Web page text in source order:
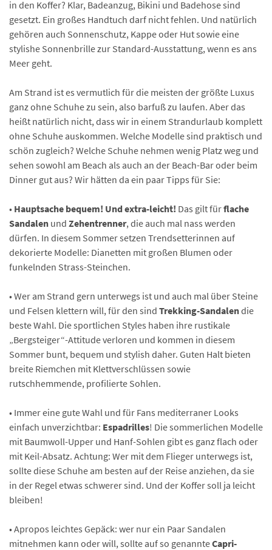
in den Koffer? Klar, Badeanzug, Bikini und Badehose sind
gesetzt. Ein großes Handtuch darf nicht fehlen. Und natürlich
gehören auch Sonnenschutz, Kappe oder Hut sowie eine
stylishe Sonnenbrille zur Standard-Ausstattung, wenn es ans
Meer geht.
Am Strand ist es vermutlich für die meisten der größte Luxus
ganz ohne Schuhe zu sein, also barfuß zu laufen. Aber das
heißt natürlich nicht, dass wir in einem Strandurlaub komplett
ohne Schuhe auskommen. Welche Modelle sind praktisch und
schön zugleich? Welche Schuhe nehmen wenig Platz weg und
sehen sowohl am Beach als auch an der Beach-Bar oder beim
Dinner gut aus? Wir hätten da ein paar Tipps für Sie:
• Hauptsache bequem! Und extra-leicht! Das gilt fürflache
Sandalen und Zehentrenner, die auch mal nass werden
dürfen. In diesem Sommer setzen Trendsetterinnen auf
dekorierte Modelle: Dianetten mit großen Blumen oder
funkelnden Strass-Steinchen.
• Wer am Strand gern unterwegs ist und auch mal über Steine
und Felsen klettern will, für den sind Trekking-Sandalendie
beste Wahl. Die sportlichen Styles haben ihre rustikale
„Bergsteiger“-Attitude verloren und kommen in diesem
Sommer bunt, bequem und stylish daher. Guten Halt bieten
breite Riemchen mit Klettverschlüssen sowie
rutschhemmende, profilierte Sohlen.
• Immer eine gute Wahl und für Fans mediterraner Looks
einfach unverzichtbar: Espadrilles! Die sommerlichen Modelle
mit Baumwoll-Upper und Hanf-Sohlen gibt es ganz flach oder
mit Keil-Absatz. Achtung: Wer mit dem Flieger unterwegs ist,
sollte diese Schuhe am besten auf der Reise anziehen, da sie
in der Regel etwas schwerer sind. Und der Koffer soll ja leicht
bleiben!
• Apropos leichtes Gepäck: wer nur ein Paar Sandalen
mitnehmen kann oder will, sollte auf so genannteCapri-